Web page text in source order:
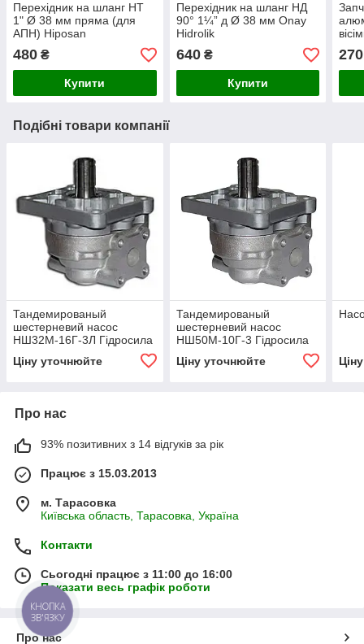
Перехідник на шланг НТ
1" Ø 38 мм пряма (для
АПН) Hiposan
480 ₴
Купити
Перехідник на шланг НД
90° 1¼” д Ø 38 мм Onay
Hidrolik
640₴
Купити
270
Подібні товари компанії
Тандемированый
шестерневий насос
НШ32М-16Г-3Л Гідросила
Ціну уточнюйте
Тандемированый
шестерневий насос
НШ50М-10Г-3 Гідросила
Ціну уточнюйте
Про нас
93% позитивних з 14 відгуків за рік
Працює з 15.03.2013
м. Тарасовка
Київська область, Тарасовка, Україна
Контакти
Сьогодні працює з 11:00 до 16:00
Показати весь графік роботи
Про нас
КНОПКА
ЗВ'ЯЗКУ